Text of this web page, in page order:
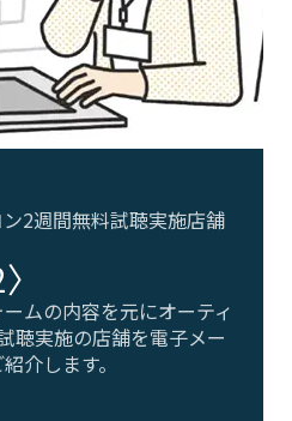
2週間無料試聴実施店舗
ムの内容を元にオーティ
聴実施の店舗を電子メー
介します。